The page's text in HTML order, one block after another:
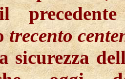
trecento
sicurezza